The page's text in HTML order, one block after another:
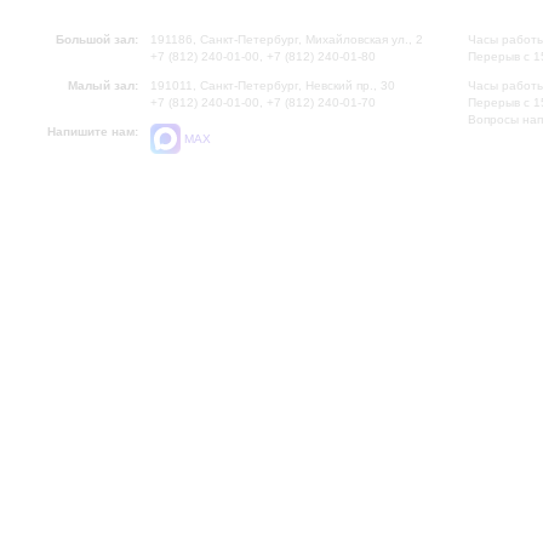
Большой зал:
191186, Санкт-Петербург, Михайловская ул., 2
+7 (812) 240-01-00, +7 (812) 240-01-80
Малый зал:
191011, Санкт-Петербург, Невский пр., 30
+7 (812) 240-01-00, +7 (812) 240-01-70
Напишите нам:
MAX
Часы
Перерыв с
Часы
Перерыв с
Вопросы